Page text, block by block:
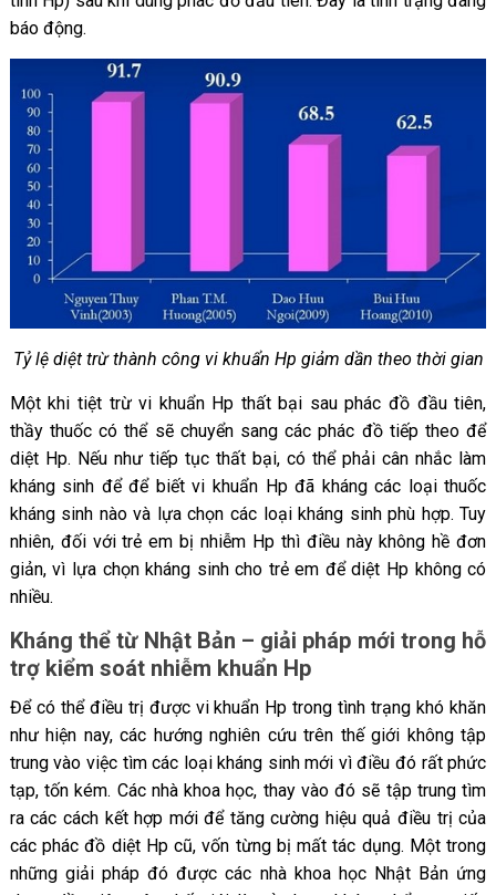
báo động.
Tỷ lệ diệt trừ thành công vi khuẩn Hp giảm dần theo thời gian
Một khi tiệt trừ vi khuẩn Hp thất bại sau phác đồ đầu tiên,
thầy thuốc có thể sẽ chuyển sang các phác đồ tiếp theo để
diệt Hp. Nếu như tiếp tục thất bại, có thể phải cân nhắc làm
kháng sinh để để biết vi khuẩn Hp đã kháng các loại thuốc
kháng sinh nào và lựa chọn các loại kháng sinh phù hợp. Tuy
nhiên, đối với trẻ em bị nhiễm Hp thì điều này không hề đơn
giản, vì lựa chọn kháng sinh cho trẻ em để diệt Hp không có
nhiều.
Kháng thể từ Nhật Bản – giải pháp mới trong hỗ
trợ kiểm soát nhiễm khuẩn Hp
Để có thể điều trị được vi khuẩn Hp trong tình trạng khó khăn
như hiện nay, các hướng nghiên cứu trên thế giới không tập
trung vào việc tìm các loại kháng sinh mới vì điều đó rất phức
tạp, tốn kém. Các nhà khoa học, thay vào đó sẽ tập trung tìm
ra các cách kết hợp mới để tăng cường hiệu quả điều trị của
các phác đồ diệt Hp cũ, vốn từng bị mất tác dụng. Một trong
những giải pháp đó được các nhà khoa học Nhật Bản ứng